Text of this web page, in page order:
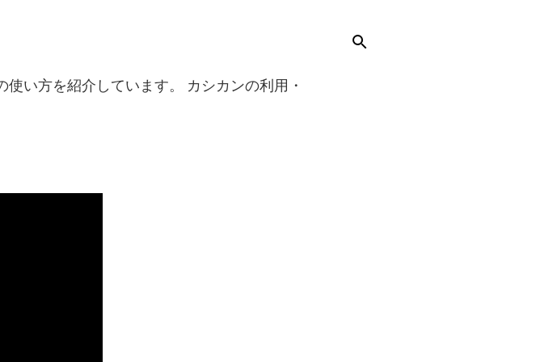
い方を紹介しています。 カシカンの利用・